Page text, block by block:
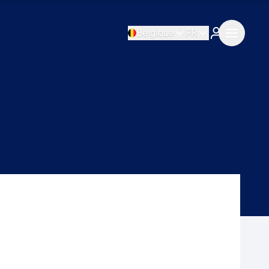
Belgique FR